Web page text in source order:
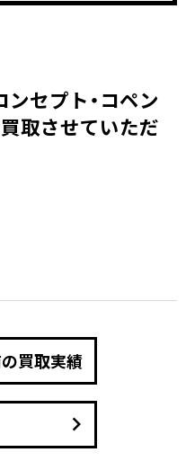
セプト・コペン
取させていただ
買取実績
keyboard_arrow_right